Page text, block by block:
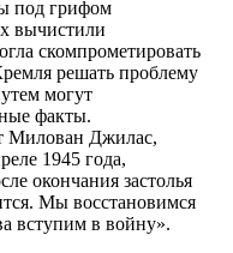
под грифом
вычистили
скомпрометировать
решать проблему
могут
факты.
Милован Джилас,
1945 года,
окончания застолья
Мы восстановимся
вступим в войну».